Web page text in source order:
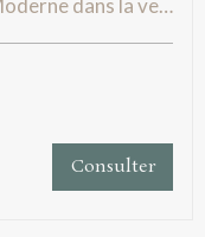
Appartement T3 et T4 Elégant, Moderne dans la verdure aux portes du Touquet
Consulter